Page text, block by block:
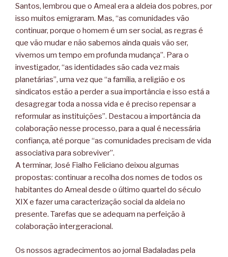
Santos, lembrou que o Ameal era a aldeia dos pobres, por
isso muitos emigraram. Mas, “as comunidades vão
continuar, porque o homem é um ser social, as regras é
que vão mudar e não sabemos ainda quais vão ser,
vivemos um tempo em profunda mudança”. Para o
investigador, “as identidades são cada vez mais
planetárias”, uma vez que “a família, a religião e os
sindicatos estão a perder a sua importância e isso está a
desagregar toda a nossa vida e é preciso repensar a
reformular as instituições”. Destacou a importância da
colaboração nesse processo, para a qual é necessária
confiança, até porque “as comunidades precisam de vida
associativa para sobreviver”.
A terminar, José Fialho Feliciano deixou algumas
propostas: continuar a recolha dos nomes de todos os
habitantes do Ameal desde o último quartel do século
XIX e fazer uma caracterização social da aldeia no
presente. Tarefas que se adequam na perfeição à
colaboração intergeracional.
Os nossos agradecimentos ao jornal Badaladas pela